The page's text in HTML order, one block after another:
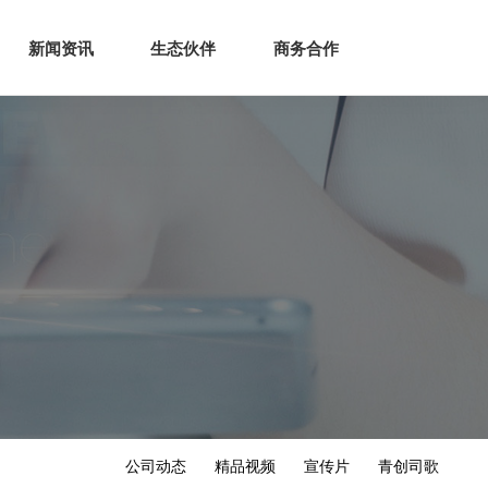
商业服务 新闻资讯 生态伙伴
新闻资讯 生态伙伴 商务合作
公司动态 精品视频 宣传片 青创司歌